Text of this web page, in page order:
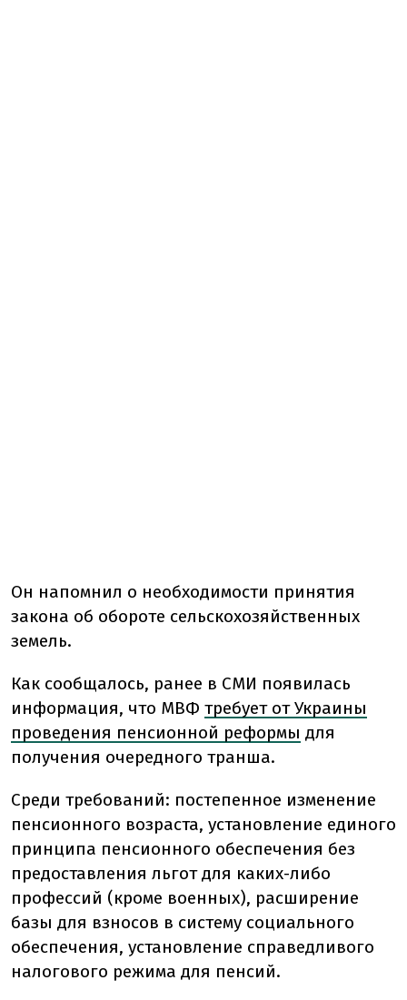
Он напомнил о необходимости принятия
закона об обороте сельскохозяйственных
земель.
Как сообщалось, ранее в СМИ появилась
информация, что МВФ требует от Украины
проведения пенсионной реформы для
получения очередного транша.
Среди требований: постепенное изменение
пенсионного возраста, установление единого
принципа пенсионного обеспечения без
предоставления льгот для каких-либо
профессий (кроме военных), расширение
базы для взносов в систему социального
обеспечения, установление справедливого
налогового режима для пенсий.